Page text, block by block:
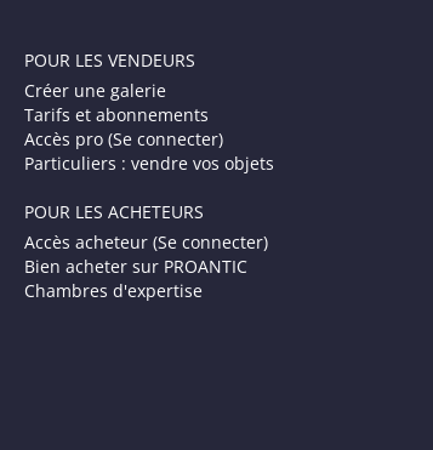
POUR LES VENDEURS
Créer une galerie
Tarifs et abonnements
Accès pro (Se connecter)
Particuliers : vendre vos objets
POUR LES ACHETEURS
Accès acheteur (Se connecter)
Bien acheter sur PROANTIC
Chambres d'expertise